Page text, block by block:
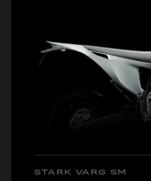
STARK VARG SM